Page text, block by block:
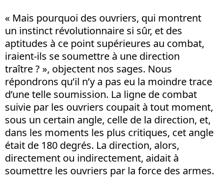
« Mais pourquoi des ouvriers, qui montrent
un instinct révolutionnaire si sûr, et des
aptitudes à ce point supérieures au combat,
iraient-ils se soumettre à une direction
traître ? », objectent nos sages. Nous
répondrons qu’il n’y a pas eu la moindre trace
d’une telle soumission. La ligne de combat
suivie par les ouvriers coupait à tout moment,
sous un certain angle, celle de la direction, et,
dans les moments les plus critiques, cet angle
était de 180 degrés. La direction, alors,
directement ou indirectement, aidait à
soumettre les ouvriers par la force des armes.